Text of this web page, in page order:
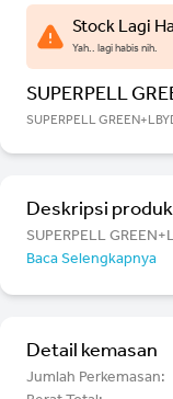
Stock Lagi
Yah.. lagi habis nih.
SUPERPELL
SUPERPELL
Deskripsi produk
SUPERPELL
Baca Selengkapnya
Detail kemasan
Jumlah Perkemasan: